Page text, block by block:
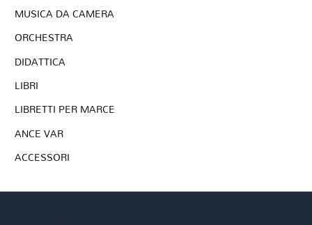
MUSICA DA CAMERA
ORCHESTRA
DIDATTICA
LIBRI
LIBRETTI PER MARCE
ANCE VAR
ACCESSORI